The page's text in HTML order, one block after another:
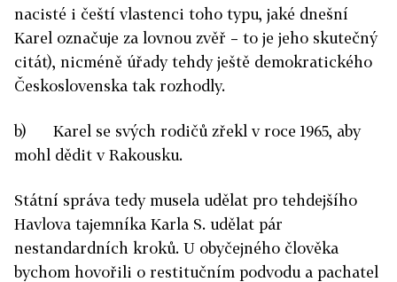
nacisté i čeští vlastenci toho typu, jaké dnešní
Karel označuje za lovnou zvěř – to je jeho skutečný
citát), nicméně úřady tehdy ještě demokratického
Československa tak rozhodly.
b) Karel se svých rodičů zřekl v roce 1965, aby
mohl dědit v Rakousku.
Státní správa tedy musela udělat pro tehdejšího
Havlova tajemníka Karla S. udělat pár
nestandardních kroků. U obyčejného člověka
bychom hovořili o restitučním podvodu a pachatel